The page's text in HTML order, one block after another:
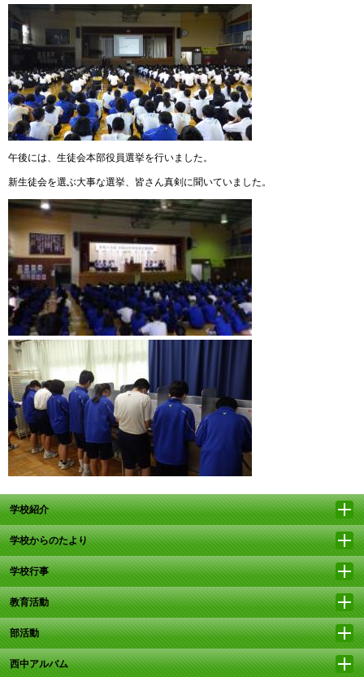
午後には、生徒会本部役員選挙を行いました。
新生徒会を選ぶ大事な選挙、皆さん真剣に聞いていました。
学校紹介
学校からのたより
学校行事
教育活動
部活動
西中アルバム